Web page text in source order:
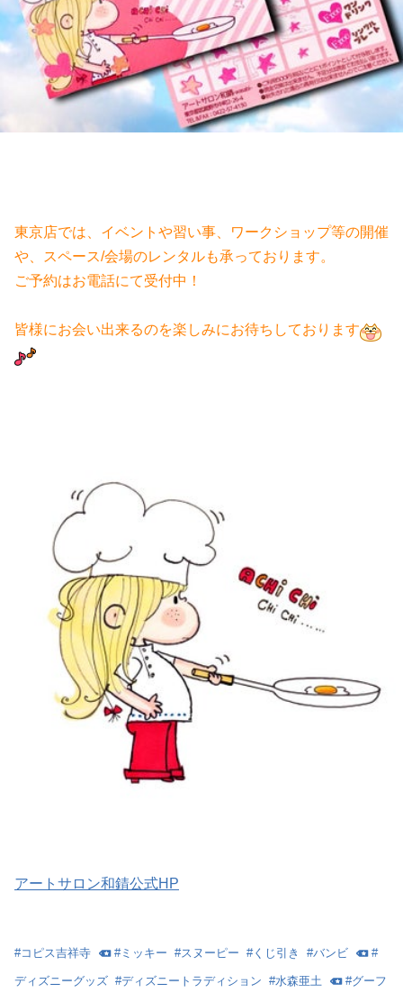
東京店では、イベントや習い事、ワークショップ等の開催
や、スペース/会場のレンタルも承っております。
ご予約はお電話にて受付中！
皆様にお会い出来るのを楽しみにお待ちしております
アートサロン和錆公式HP
#コピス吉祥寺 #ミッキー #スヌーピー #くじ引き #バンビ #
ディズニーグッズ #ディズニートラディション #水森亜土 #グーフ